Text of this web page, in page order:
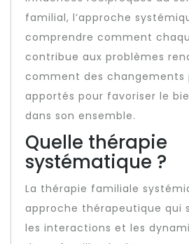
familial, l’approche
comprendre comment
contribue aux problèmes
comment des changements
apportés pour favoriser le
dans son ensemble.
Quelle thérapie
systématique ?
La thérapie familiale
approche thérapeutique qui
les interactions et les